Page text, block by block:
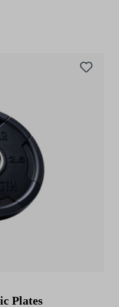
Plates